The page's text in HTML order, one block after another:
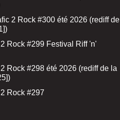
2 Rock #300 été 2026 (rediff de
Rock #299 Festival Riff 'n'
Rock #298 été 2026 (rediff de la
Rock #297